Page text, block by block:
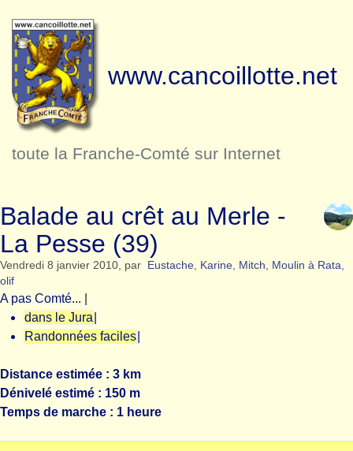
www.cancoillotte.net
toute la Franche-Comté sur Internet
Balade au crêt au Merle -
La Pesse (39)
Vendredi 8 janvier 2010, par Eustache, Karine, Mitch, Moulin à Rata,
olif
A pas Comté...
dans le Jura
Randonnées faciles
Distance estimée : 3 km
Dénivelé estimé : 150 m
Temps de marche : 1 heure